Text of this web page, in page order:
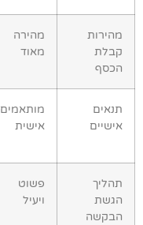
מהירות
קבלת
הכסף
מהירה
מאוד
תנאים
אישיים
מותאמים
אישית
תהליך
הגשת
הבקשה
פשוט
ויעיל